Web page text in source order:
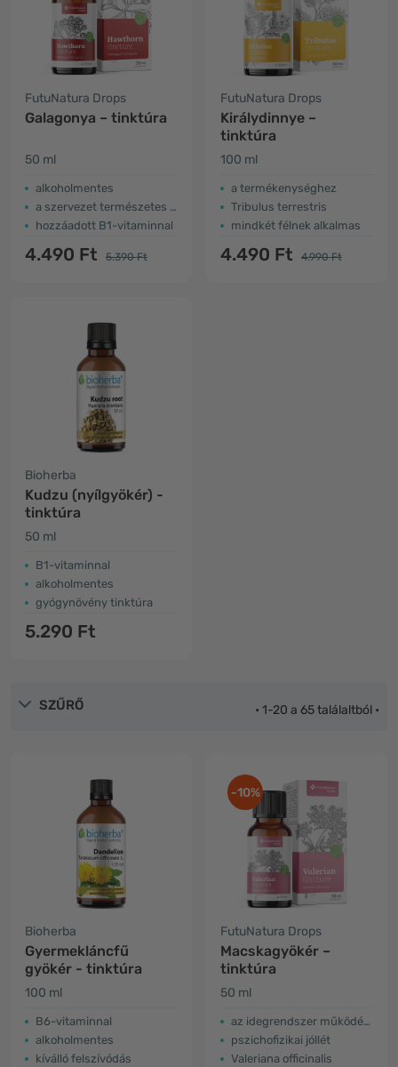
FutuNatura Drops
Galagonya – tinktúra
50 ml
alkoholmentes
a szervezet természetes támogatása
hozzáadott B1-vitaminnal
4.490 Ft 5.390 Ft
FutuNatura Drops
Királydinnye –
tinktúra
100 ml
a termékenységhez
Tribulus terrestris
mindkét félnek alkalmas
4.490 Ft 4.990 Ft
Bioherba
Kudzu (nyílgyökér) -
tinktúra
50 ml
B1-vitaminnal
alkoholmentes
gyógynövény tinktúra
5.290 Ft
SZŰRŐ • 1-20 a 65 találaltból •
Bioherba
Gyermekláncfű
gyökér - tinktúra
100 ml
B6-vitaminnal
alkoholmentes
kíválló felszívódás
-10%
FutuNatura Drops
Macskagyökér –
tinktúra
50 ml
az idegrendszer működése
pszichofizikai jóllét
Valeriana officinalis